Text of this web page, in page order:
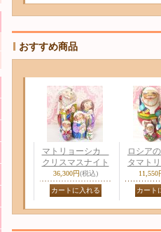
おすすめ商品
マトリョーシカ
クリスマスナイト
36,300円(税込)
ロシア
タマト
11,550